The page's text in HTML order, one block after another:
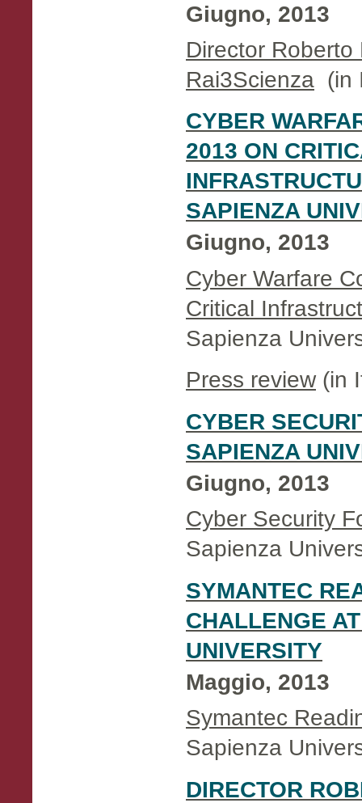
Giugno, 2013
Director
Rai3Scienza (in
CYBER
2013 ON
SAPIENZA
Giugno, 2013
Cyber Warfare
Critical
Sapienza
Press review(in
CYBER
SAPIENZA
Giugno, 2013
Cyber Security
Sapienza
SYMANTEC
CHALLENGE
UNIVERSITY
Maggio, 2013
Symantec
Sapienza
DIRECTOR